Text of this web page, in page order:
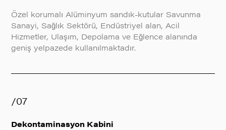
Özel korumalı Alüminyum sandık-kutular Savunma
Sanayi, Sağlık Sektörü, Endüstriyel alan, Acil
Hizmetler, Ulaşım, Depolama ve Eğlence alanında
geniş yelpazede kullanılmaktadır.
/07
Dekontaminasyon Kabini